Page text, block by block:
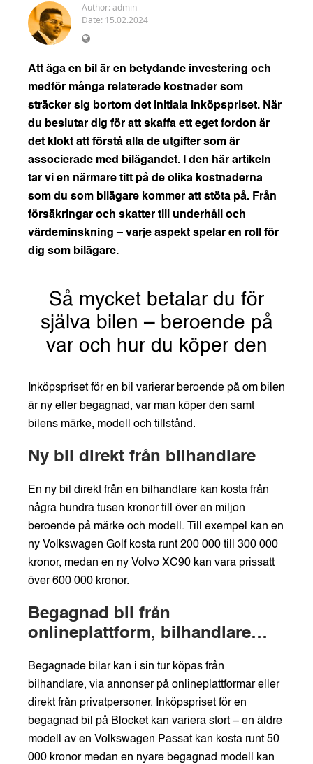
Author: admin
Date: 15.02.2024
Att äga en bil är en betydande investering och
medför många relaterade kostnader som
sträcker sig bortom det initiala inköpspriset. När
du beslutar dig för att skaffa ett eget fordon är
det klokt att förstå alla de utgifter som är
associerade med bilägandet. I den här artikeln
tar vi en närmare titt på de olika kostnaderna
som du som bilägare kommer att stöta på. Från
försäkringar och skatter till underhåll och
värdeminskning – varje aspekt spelar en roll för
dig som bilägare.
Så mycket betalar du för
själva bilen – beroende på
var och hur du köper den
Inköpspriset för en bil varierar beroende på om bilen
är ny eller begagnad, var man köper den samt
bilens märke, modell och tillstånd.
Ny bil direkt från bilhandlare
En ny bil direkt från en bilhandlare kan kosta från
några hundra tusen kronor till över en miljon
beroende på märke och modell. Till exempel kan en
ny Volkswagen Golf kosta runt 200 000 till 300 000
kronor, medan en ny Volvo XC90 kan vara prissatt
över 600 000 kronor.
Begagnad bil från
onlineplattform, bilhandlare
Begagnade bilar kan i sin tur köpas från
bilhandlare, via annonser på onlineplattformar eller
direkt från privatpersoner. Inköpspriset för en
begagnad bil på Blocket kan variera stort – en äldre
modell av en Volkswagen Passat kan kosta runt 50
000 kronor medan en nyare begagnad modell kan